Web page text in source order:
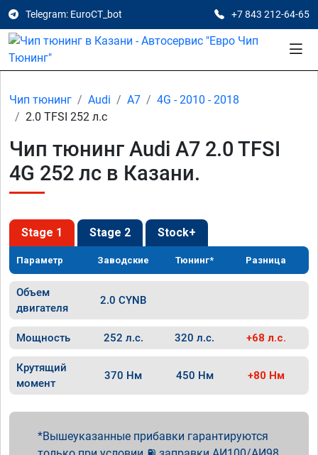
Telegram: EuroCT_bot +7 843 212-64-65
Чип тюнинг Audi A7
4G - 2010 - 2018
2.0 TFSI 252 л.с
Чип тюнинг Audi A7 2.0 TFSI
4G 252 лс в Казани.
Stage 1 Stage 2 Stock+
Параметр Заводские Тюнинг* Разница
Объем
двигателя
2.0 CYNB
Мощность 252 л.с. 320 л.с. +68 л.с.
Крутящий
момент
370 Нм 450 Нм +80 Нм
Вышеуказанные прибавки гарантируются